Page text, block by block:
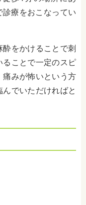
診療をおこなってい
をかけることで刺
ことで一定のスピ
痛みが怖いという方
でいただければと